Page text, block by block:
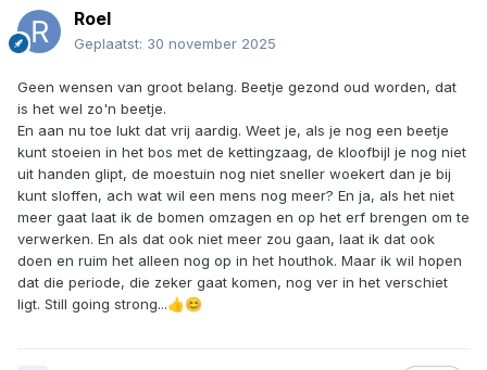
Roel
Geplaatst: 30 november 2025
Geen wensen van groot belang. Beetje gezond oud worden, dat
is het wel zo'n beetje.
En aan nu toe lukt dat vrij aardig. Weet je, als je nog een beetje
kunt stoeien in het bos met de kettingzaag, de kloofbijl je nog niet
uit handen glipt, de moestuin nog niet sneller woekert dan je bij
kunt sloffen, ach wat wil een mens nog meer? En ja, als het niet
meer gaat laat ik de bomen omzagen en op het erf brengen om te
verwerken. En als dat ook niet meer zou gaan, laat ik dat ook
doen en ruim het alleen nog op in het houthok. Maar ik wil hopen
dat die periode, die zeker gaat komen, nog ver in het verschiet
ligt. Still going strong...👍😊